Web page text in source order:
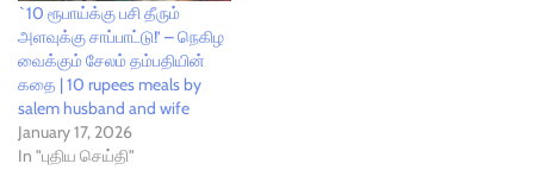
`10 ரூபாய்க்கு பசி தீரும்
அளவுக்கு சாப்பாட்டு!’ – நெகிழ
வைக்கும் சேலம் தம்பதியின்
கதை | 10 rupees meals by
salem husband and wife
January 17, 2026
In "புதிய செய்தி"